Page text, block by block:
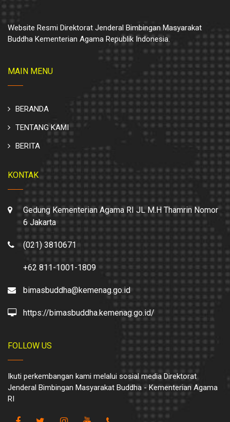
Website Resmi Direktorat Jenderal Bimbingan Masyarakat
Buddha Kementerian Agama Republik Indonesia.
MAIN MENU
BERANDA
TENTANG KAMI
BERITA
KONTAK
Gedung Kementerian Agama RI JL M.H Thamrin Nomor
6 Jakarta
(021) 3810671
+62 811-1001-1809
bimasbuddha@kemenag.go.id
https://bimasbuddha.kemenag.go.id/
FOLLOW US
Ikuti perkembangan kami melalui sosial media Direktorat
Jenderal Bimbingan Masyarakat Buddha - Kementerian Agama
RI